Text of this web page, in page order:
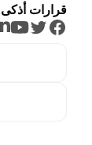
قرارات
Facebook
Twitter